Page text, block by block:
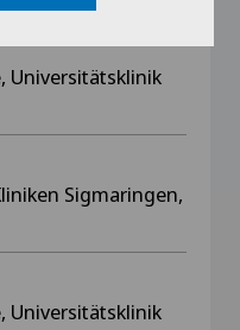
Universitätsklinik
Sigmaringen,
Universitätsklinik